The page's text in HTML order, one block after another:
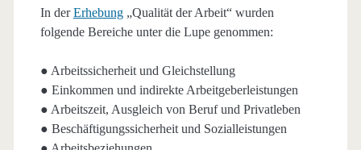
In derErhebung„Qualität der Arbeit“ wurden
folgende Bereiche unter die Lupe genommen:
● Arbeitssicherheit und Gleichstellung
● Einkommen und indirekte Arbeitgeberleistungen
● Arbeitszeit, Ausgleich von Beruf und Privatleben
● Beschäftigungssicherheit und Sozialleistungen